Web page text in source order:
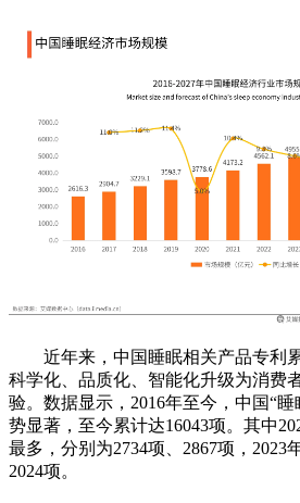
近年来，中国睡眠相关产品专利
科学化、品质化、智能化升级为消费
验。数据显示，2016年至今，中国“
势显著，至今累计达16043项。其中
最多，分别为2734项、2867项，2023
2024项。